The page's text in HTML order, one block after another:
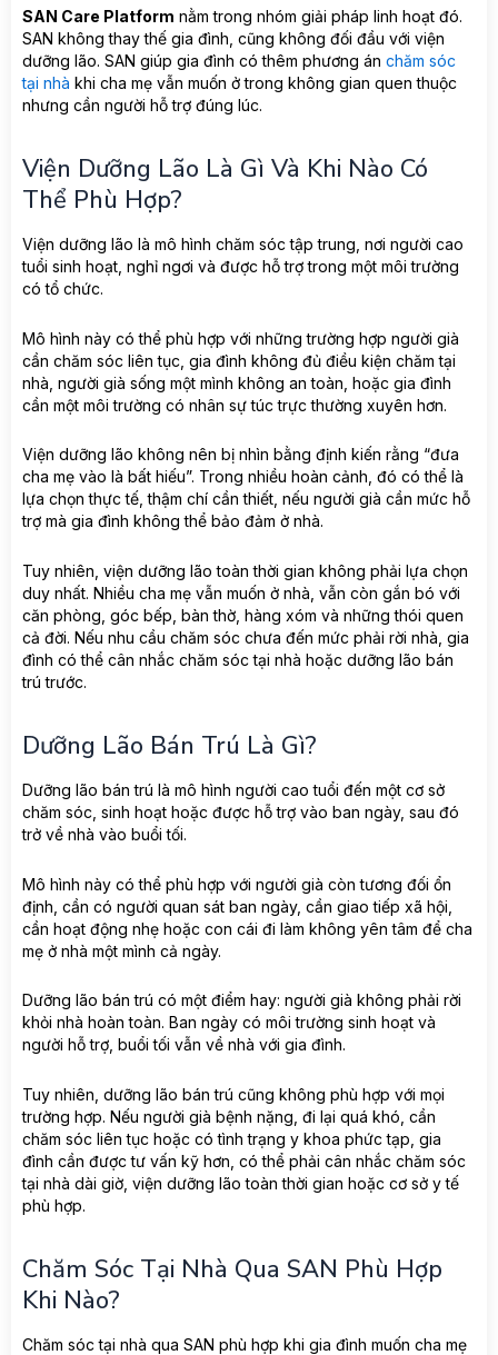
SAN Care Platform nằm trong nhóm giải pháp linh hoạt đó.
SAN không thay thế gia đình, cũng không đối đầu với viện
dưỡng lão. SAN giúp gia đình có thêm phương án chăm sóc
tại nhà khi cha mẹ vẫn muốn ở trong không gian quen thuộc
nhưng cần người hỗ trợ đúng lúc.
Viện Dưỡng Lão Là Gì Và Khi Nào Có
Thể Phù Hợp?
Viện dưỡng lão là mô hình chăm sóc tập trung, nơi người cao
tuổi sinh hoạt, nghỉ ngơi và được hỗ trợ trong một môi trường
có tổ chức.
Mô hình này có thể phù hợp với những trường hợp người già
cần chăm sóc liên tục, gia đình không đủ điều kiện chăm tại
nhà, người già sống một mình không an toàn, hoặc gia đình
cần một môi trường có nhân sự túc trực thường xuyên hơn.
Viện dưỡng lão không nên bị nhìn bằng định kiến rằng “đưa
cha mẹ vào là bất hiếu”. Trong nhiều hoàn cảnh, đó có thể là
lựa chọn thực tế, thậm chí cần thiết, nếu người già cần mức hỗ
trợ mà gia đình không thể bảo đảm ở nhà.
Tuy nhiên, viện dưỡng lão toàn thời gian không phải lựa chọn
duy nhất. Nhiều cha mẹ vẫn muốn ở nhà, vẫn còn gắn bó với
căn phòng, góc bếp, bàn thờ, hàng xóm và những thói quen
cả đời. Nếu nhu cầu chăm sóc chưa đến mức phải rời nhà, gia
đình có thể cân nhắc chăm sóc tại nhà hoặc dưỡng lão bán
trú trước.
Dưỡng Lão Bán Trú Là Gì?
Dưỡng lão bán trú là mô hình người cao tuổi đến một cơ sở
chăm sóc, sinh hoạt hoặc được hỗ trợ vào ban ngày, sau đó
trở về nhà vào buổi tối.
Mô hình này có thể phù hợp với người già còn tương đối ổn
định, cần có người quan sát ban ngày, cần giao tiếp xã hội,
cần hoạt động nhẹ hoặc con cái đi làm không yên tâm để cha
mẹ ở nhà một mình cả ngày.
Dưỡng lão bán trú có một điểm hay: người già không phải rời
khỏi nhà hoàn toàn. Ban ngày có môi trường sinh hoạt và
người hỗ trợ, buổi tối vẫn về nhà với gia đình.
Tuy nhiên, dưỡng lão bán trú cũng không phù hợp với mọi
trường hợp. Nếu người già bệnh nặng, đi lại quá khó, cần
chăm sóc liên tục hoặc có tình trạng y khoa phức tạp, gia
đình cần được tư vấn kỹ hơn, có thể phải cân nhắc chăm sóc
tại nhà dài giờ, viện dưỡng lão toàn thời gian hoặc cơ sở y tế
phù hợp.
Chăm Sóc Tại Nhà Qua SAN Phù Hợp
Khi Nào?
Chăm sóc tại nhà qua SAN phù hợp khi gia đình muốn cha mẹ